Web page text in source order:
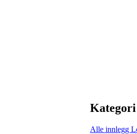
Kategori
Alle innlegg